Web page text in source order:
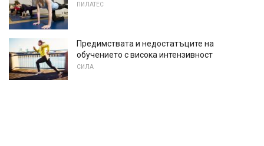
ПИЛАТЕС
Предимствата и недостатъците на
обучението с висока интензивност
СИЛА